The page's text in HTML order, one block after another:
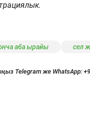
аба ырайы сел
Telegram же WhatsApp: